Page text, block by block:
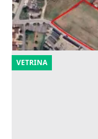
Piacenza d'Adige
08/10/2026
VETRINA